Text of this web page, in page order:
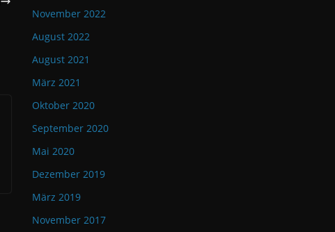
November 2022
August 2022
August 2021
März 2021
Oktober 2020
September 2020
Mai 2020
Dezember 2019
März 2019
November 2017